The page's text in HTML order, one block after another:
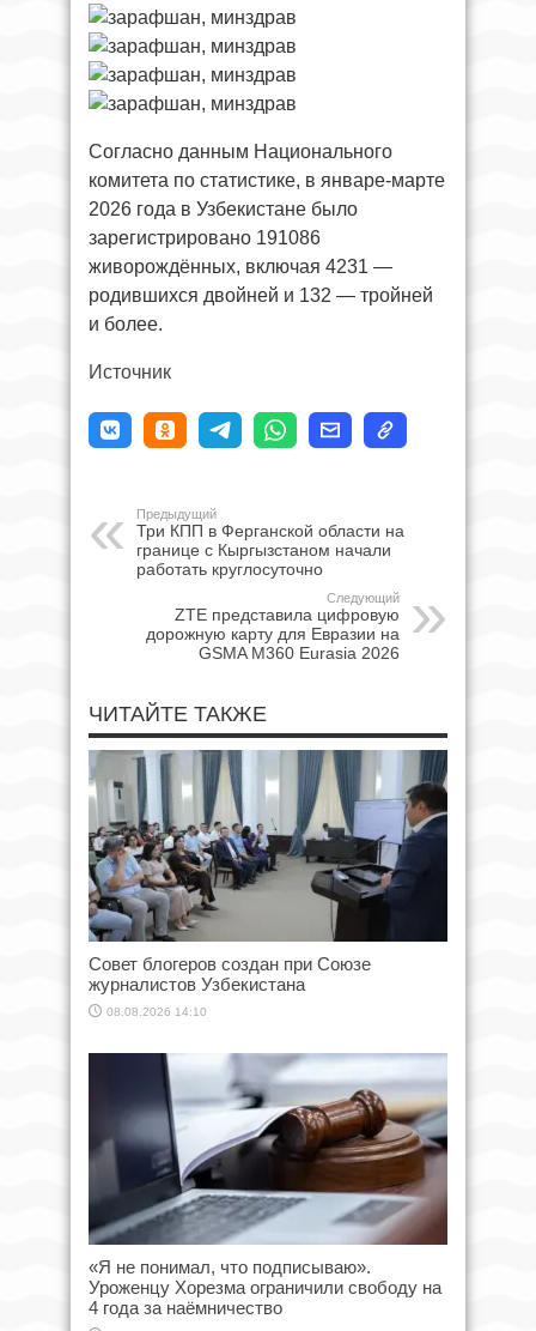
Согласно данным Национального
комитета по статистике, в январе-марте
2026 года в Узбекистане было
зарегистрировано 191086
живорождённых, включая 4231 —
родившихся двойней и 132 — тройней
и более.
Источник
Предыдущий
Три КПП в Ферганской области на
границе с Кыргызстаном начали
работать круглосуточно
Следующий
ZTE представила цифровую
дорожную карту для Евразии на
GSMA M360 Eurasia 2026
ЧИТАЙТЕ ТАКЖЕ
Совет блогеров создан при Союзе
журналистов Узбекистана
08.08.2026 14:10
«Я не понимал, что подписываю».
Уроженцу Хорезма ограничили свободу на
4 года за наёмничество